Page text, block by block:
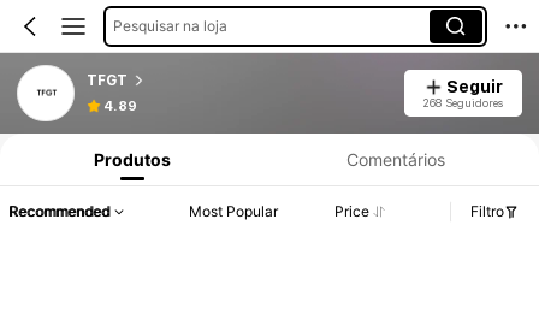
Pesquisar na loja
TFGT
4.89
Seguir
268 Seguidores
Produtos Comentários
Recommended Most Popular Price Filtro